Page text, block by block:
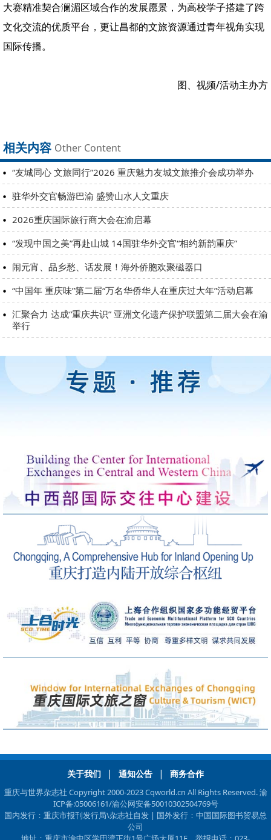
大赛精准契合澜湄区域合作的发展愿景，为高校学子搭建了跨
文化交流的优质平台，更让昌都的文旅资源通过青年视角实现
国际传播。
图、视频/活动主办方
相关内容 Other Content
“友城同心 文旅同行”2026 重庆魅力友城文旅推介会成功举办
驻华外交官畅游巴渝 盛赞山水人文重庆
2026重庆国际旅行商大会在渝启幕
“发现中国之美”再赴山城 14国驻华外交官“相约新韵重庆”
闹元宵、品乡愁、话发展！海外侨胞欢聚磁器口
“中国年 重庆味”第二届“万名华侨华人在重庆过大年”活动启幕
汇聚合力 达成“重庆共识” 亚洲文化遗产保护联盟第二届大会在渝
举行
关于我们 | 通知公告 | 商务合作
重庆与世界杂志社 Copyright 2000-2023 Cqworld.cn All Rights Reserved.渝
ICP备:05006161/渝公网安备50010302504769号
国内发行：重庆市报刊发行局\杂志社自发 | 国外发行：中国国际图书贸易总
公司